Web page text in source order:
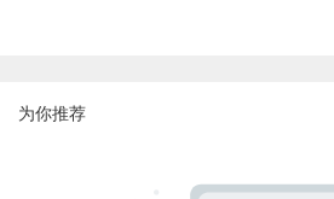
为你推荐